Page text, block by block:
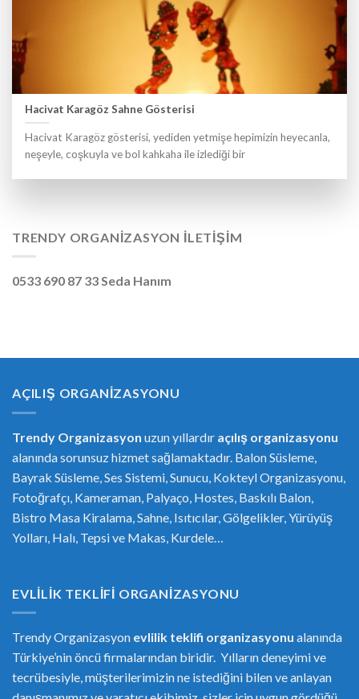
Hacivat Karagöz Sahne Gösterisi
Hacivat Karagöz gösterisi, yediden yetmişe hepimizin heyecanla,
neşeyle, coşkuyla ve bol kahkaha ile izlediği bir
TRENDY ORGANIZASYON İLETIŞIM
0533 690 87 33 Seda Hanım
AÇILIŞ ORGANIZASYONU
Trendy Organizasyon uzun yıllardır açılış organizasyonu
alanında sorunsuz hizmet sağlamaktadır. Balon Süsleme,
Bayrak Süsleme, Ses Sistemi, Sunucu, Kokteyl Organizasyonu,
Fotoğrafçı, Kameraman, Palyaço, Hostes, Baskılı Balon,
Bistro Masa Kiralama, Sahne, Isıtıcılar, Gölgelikler, Yürüyüş
Yolları, Halı, Tepsi ve Makas, Kurdele…
EVLILIK TEKLIFI ORGANIZASYONU
Trendy Organizasyon evlilik teklifi organizasyonu alanında
Türkiye’nin öncü firmalarından biridir. Yılların deneyimi ve
tecrübesiyle, müşterilerimizin ne istediğini bilen ve anlayan